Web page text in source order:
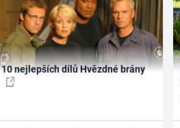
10 nejlepších dílů Hvězdné brány